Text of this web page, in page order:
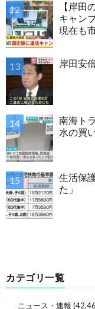
【岸
キャン
現在も
岸田安
南海ト
水の買
生活保
た」
カテゴリ一覧
ニュース・速報